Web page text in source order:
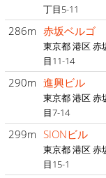
丁目5-11
286m 赤坂ベルゴ
東京都 港区 赤
目11-14
290m 進興ビル
東京都 港区 赤
目7-14
299m SIONビル
東京都 港区 赤
目15-1